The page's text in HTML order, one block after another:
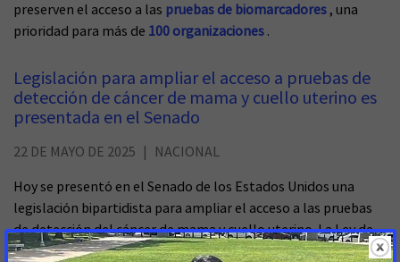
preserven el acceso a las pruebas de biomarcadores , una
prioridad para más de 100 organizaciones .
Legislación para ampliar el acceso a pruebas de
detección de cáncer de mama y cuello uterino es
presentada en el Senado
22 DE MAYO DE 2025
NACIONAL
Hoy se presentó en el Senado de los Estados Unidos una
legislación bipartidista para ampliar el acceso a las pruebas
de detección del cáncer de mama y cuello uterino. La Ley de
Pruebas de Detección para que las Comunidades Reciban los